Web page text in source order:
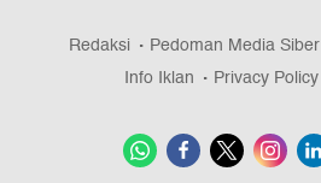
Redaksi Pedoman Media Siber
Info Iklan
Privacy Policy